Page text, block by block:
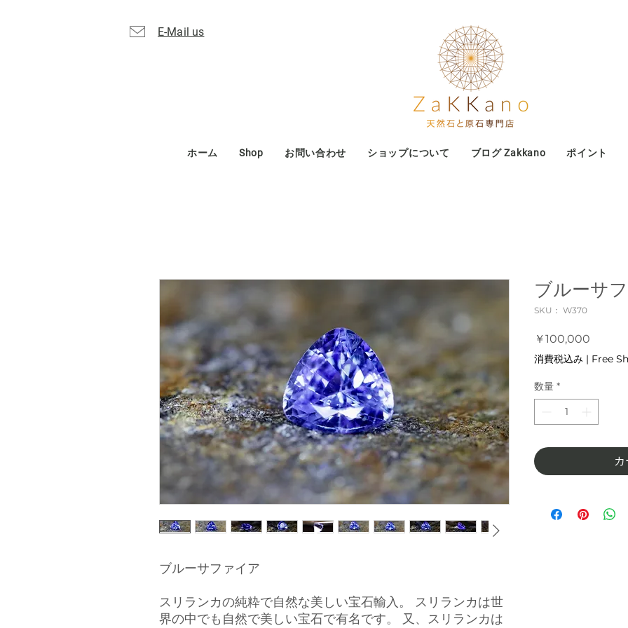
E-Mail us
ホーム Shop お問い合わせ ショップについて ブログ Zakkano ポイント
ブルーサファイア
スリランカの純粋で自然な美しい宝石輸入。 スリランカは世
界の中でも自然で美しい宝石で有名です。 又、スリランカは
ブルーサ
SKU： W370
￥100,000
格
消費税込み | Free
数量 *